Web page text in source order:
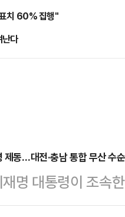
치 60% 집행"
난다
제동…대전·충남 통합 무산 수
명 대통령이 조속
암초를 만났다. 시